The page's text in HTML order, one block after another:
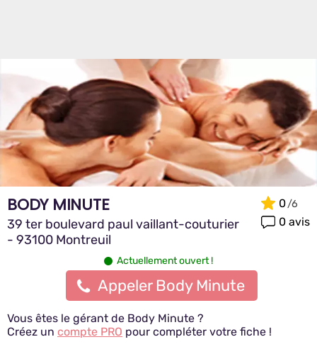
BODY MINUTE
39 ter boulevard paul vaillant-couturier
- 93100 Montreuil
0
0 avis
Actuellement ouvert !
Appeler Body Minute
Vous êtes le gérant de Body Minute ?
Créez un compte PRO pour compléter votre fiche !